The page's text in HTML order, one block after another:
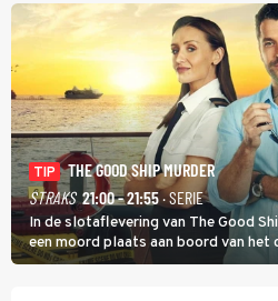
TIP
THE GOOD SHIP MURDER
STRAKS 21:00 - 21:55· SERIE
In de slotaflevering van The Good
een moord plaats aan boord van het
een bemanningslid het slachtoffer is